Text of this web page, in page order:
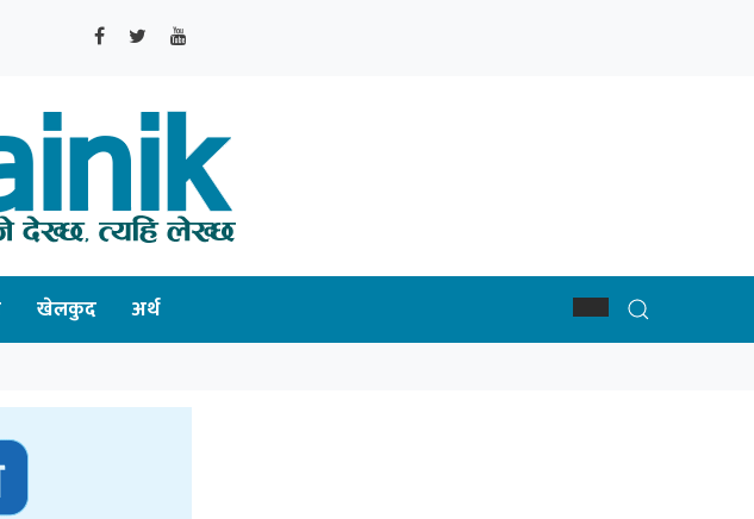
खेलकुद अर्थ